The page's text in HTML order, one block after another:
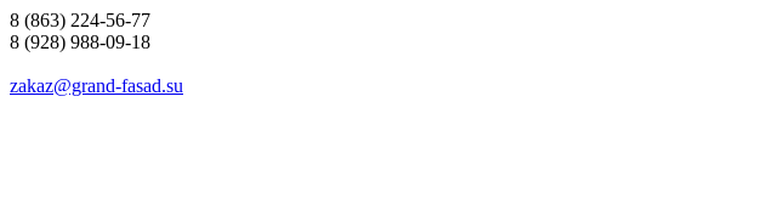
8 (863) 224-56-77
8 (928) 988-09-18
zakaz@grand-fasad.su